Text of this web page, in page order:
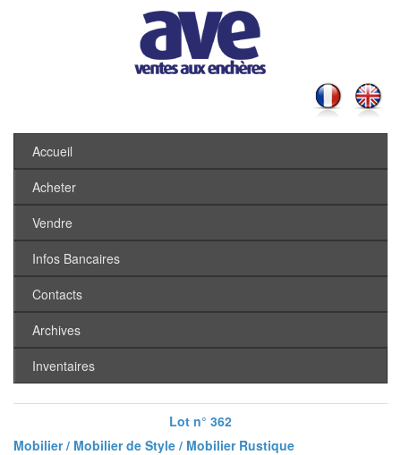
Accueil
Acheter
Vendre
Infos Bancaires
Contacts
Archives
Inventaires
Lot n° 362
Mobilier / Mobilier de Style / Mobilier Rustique